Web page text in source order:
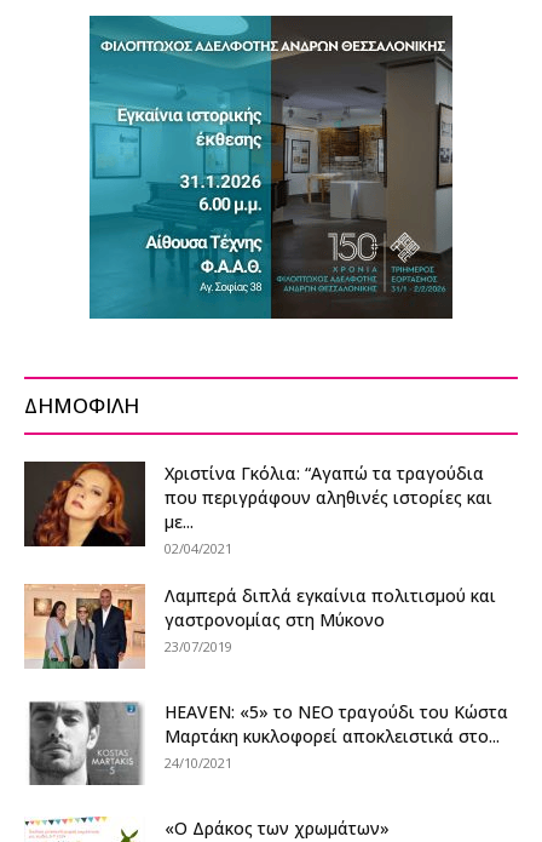
ΔΗΜΟΦΙΛΗ
Χριστίνα Γκόλια: “Αγαπώ τα τραγούδια
που περιγράφουν αληθινές ιστορίες και
με...
02/04/2021
Λαμπερά διπλά εγκαίνια πολιτισμού και
γαστρονομίας στη Μύκονο
23/07/2019
HEAVEN: «5» το ΝΕΟ τραγούδι του Κώστα
Μαρτάκη κυκλοφορεί αποκλειστικά στο...
24/10/2021
«Ο Δράκος των χρωμάτων»